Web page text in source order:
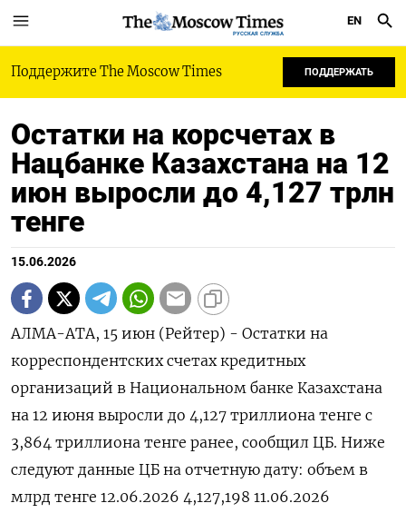
РУССКАЯ СЛУЖБА
EN
Поддержите The Moscow Times ПОДДЕРЖАТЬ
Остатки на корсчетах в
Нацбанке Казахстана на 12
июн выросли до 4,127 трлн
тенге
15.06.2026
АЛМА-АТА, 15 июн (Рейтер) - ‌Остатки ​на
корреспондентских счетах ​кредитных ​
организаций ⁠в ‌Национальном ‌банке Казахстана ​
на 12 ‌июня ​выросли до ‌4,127 триллиона тенге ​с ​
3,864 ‌триллиона ​тенге ранее, сообщил ЦБ. Ниже
следуют ​данные ⁠ЦБ на ‌отчетную ‌дату: объем в
млрд ​тенге 12.06.2026 4,127,198 11.06.2026